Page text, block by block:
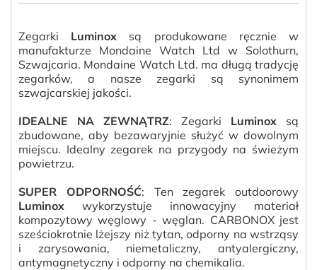
Zegarki Luminox są produkowane ręcznie w
manufakturze Mondaine Watch Ltd w Solothurn,
Szwajcaria. Mondaine Watch Ltd. ma długą tradycję
zegarków, a nasze zegarki są synonimem
szwajcarskiej jakości.
IDEALNE NA ZEWNĄTRZ: Zegarki Luminox są
zbudowane, aby bezawaryjnie służyć w dowolnym
miejscu. Idealny zegarek na przygody na świeżym
powietrzu.
SUPER ODPORNOŚĆ: Ten zegarek outdoorowy
Luminox wykorzystuje innowacyjny materiał
kompozytowy węglowy - węglan. CARBONOX jest
sześciokrotnie lżejszy niż tytan, odporny na wstrząsy
i zarysowania, niemetaliczny, antyalergiczny,
antymagnetyczny i odporny na chemikalia.